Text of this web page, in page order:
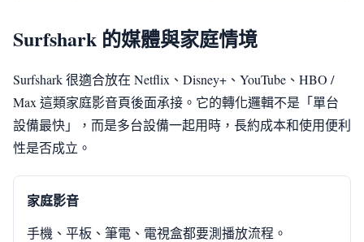
Surfshark 的媒體與家庭情境
Surfshark 很適合放在 Netflix、Disney+、YouTube、HBO /
Max 這類家庭影音頁後面承接。它的轉化邏輯不是「單台
設備最快」，而是多台設備一起用時，長約成本和使用便利
性是否成立。
家庭影音
手機、平板、筆電、電視盒都要測播放流程。